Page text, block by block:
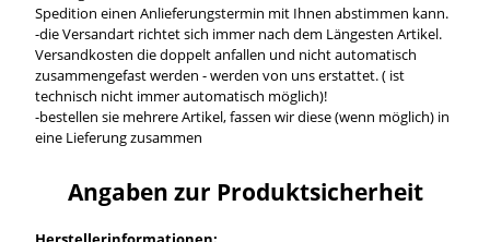
Spedition einen Anlieferungstermin mit Ihnen abstimmen kann.
-die Versandart richtet sich immer nach dem Längesten Artikel.
Versandkosten die doppelt anfallen und nicht automatisch
zusammengefast werden - werden von uns erstattet. ( ist
technisch nicht immer automatisch möglich)!
-bestellen sie mehrere Artikel, fassen wir diese (wenn möglich) in
eine Lieferung zusammen
Angaben zur Produktsicherheit